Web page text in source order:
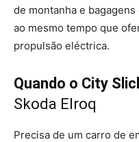
de montanha e
ao mesmo tempo que
propulsão eléctrica.
Quando o City
Skoda Elroq
Precisa de um carro de